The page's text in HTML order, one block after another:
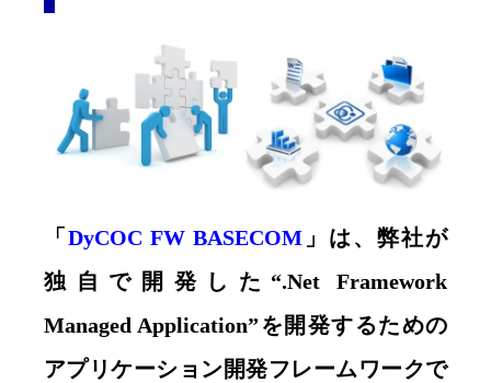
「 DyCOC FW BASECOM 」は、弊社が
独自で開発した“.Net Framework
Managed Application”を開発するための
アプリケーション開発フレームワークで